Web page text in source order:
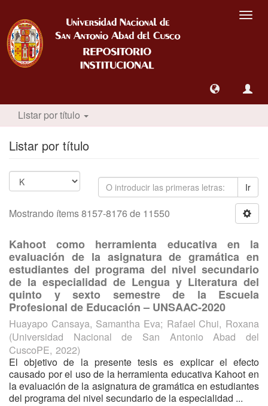
Listar por título
Listar por título
Ir
Mostrando ítems 8157-8176 de 11550
Kahoot como herramienta educativa en la
evaluación de la asignatura de gramática en
estudiantes del programa del nivel secundario
de la especialidad de Lengua y Literatura del
quinto y sexto semestre de la Escuela
Profesional de Educación – UNSAAC-2020
Huayapo Cansaya, Samantha Eva; Rafael Chui, Roxana
(Universidad Nacional de San Antonio Abad del
CuscoPE, 2022)
El objetivo de la presente tesis es explicar el efecto
causado por el uso de la herramienta educativa Kahoot en
la evaluación de la asignatura de gramática en estudiantes
del programa del nivel secundario de la especialidad ...